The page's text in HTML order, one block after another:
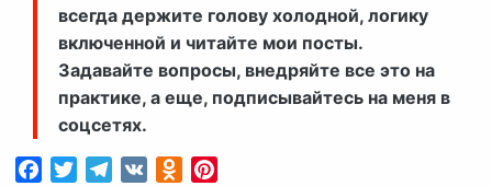
всегда держите голову холодной, логику
включенной и читайте мои посты.
Задавайте вопросы, внедряйте все это на
практике, а еще, подписывайтесь на меня в
соцсетях.
FacebookTwitterTelegram
VK Odnoklassniki